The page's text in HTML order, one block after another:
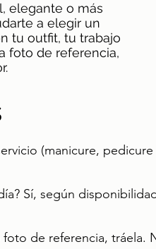
elegante o más
a elegir un
tu outfit, tu trabajo
foto de referencia,
(manicure,
Sí, según
de referencia, tráela.